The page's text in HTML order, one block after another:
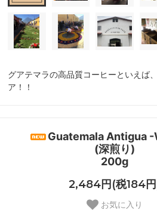
グアテマラの高品質コーヒーといえば
ア！！
Guatemala Antigua
(深煎り)
200g
2,484円(税184
お気に入り